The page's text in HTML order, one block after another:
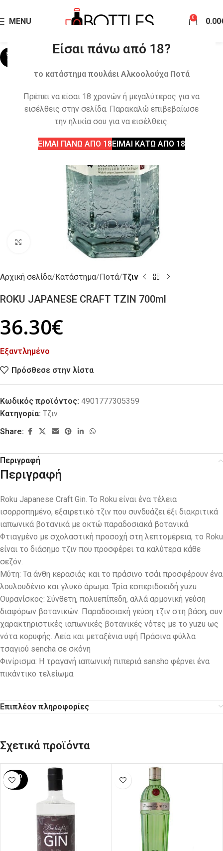
Είσαι πάνω από 18?
το κατάστημα πουλάει Αλκοολούχα Ποτά
Πρέπει να είσαι 18 χρονών ή μεγαλύτερος για να
εισέλθεις στην σελίδα. Παρακαλώ επιβεβαίωσε
την ηλικία σου για να εισέλθεις.
ΕΙΜΑΙ ΠΑΝΩ ΑΠΟ 18ΕΙΜΑΙ ΚΑΤΩ ΑΠΟ 18
MENU 0 0.00
SOLD
OUT
Click to enlarge
Αρχική σελίδα Κατάστημα Ποτά Τζιν
ROKU JAPANESE CRAFT ΤΖΙΝ 700ml
36.30€
Εξαντλημένο
Πρόσθεσε στην λίστα
Κωδικός προϊόντος: 4901777305359
Κατηγορία: Τζιν
Share:
Περιγραφή
Περιγραφή
Roku Japanese Craft Gin. Το Roku είναι ένα τέλεια
ισορροπημένο, εξαιρετικό τζιν που συνδυάζει έξι διακριτικά
ιαπωνικά βοτανικά με οκτώ παραδοσιακά βοτανικά.
Φτιαγμένο με σχολαστική προσοχή στη λεπτομέρεια, το Roku
είναι το διάσημο τζιν που προσφέρει τα καλύτερα κάθε
σεζόν.
Μύτη: Τα άνθη κερασιάς και το πράσινο τσάι προσφέρουν ένα
λουλουδένιο και γλυκό άρωμα. Τρία εσπεριδοειδή yuzu
Ουρανίσκος: Σύνθετη, πολυεπίπεδη, αλλά αρμονική γεύση
διαφόρων βοτανικών. Παραδοσιακή γεύση τζιν στη βάση, συν
χαρακτηριστικές ιαπωνικές βοτανικές νότες με το yuzu ως
νότα κορυφής. Λεία και μεταξένια υφή Πράσινα φύλλα
τσαγιού sencha σε σκόνη
Φινίρισμα: Η τραγανή ιαπωνική πιπεριά sansho φέρνει ένα
πικάντικο τελείωμα.
Επιπλέον πληροφορίες
Σχετικά προϊόντα
SOLD
OUT